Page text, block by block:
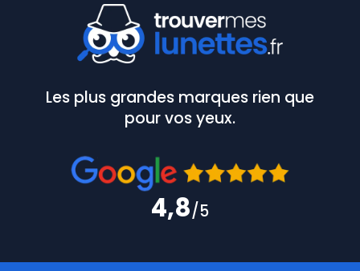
Les plus grandes marques rien que
pour vos yeux.
4,8/5